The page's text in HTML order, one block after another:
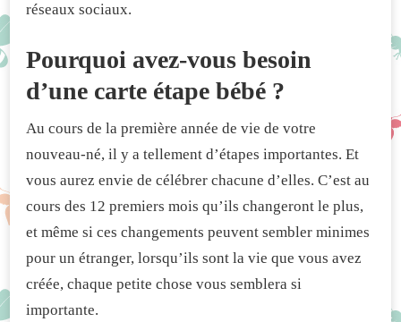
réseaux sociaux.
Pourquoi avez-vous besoin
d’une carte étape bébé ?
Au cours de la première année de vie de votre
nouveau-né, il y a tellement d’étapes importantes. Et
vous aurez envie de célébrer chacune d’elles. C’est au
cours des 12 premiers mois qu’ils changeront le plus,
et même si ces changements peuvent sembler minimes
pour un étranger, lorsqu’ils sont la vie que vous avez
créée, chaque petite chose vous semblera si
importante.